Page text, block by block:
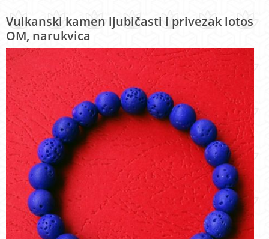
Vulkanski kamen ljubičasti i privezak lotos
OM, narukvica